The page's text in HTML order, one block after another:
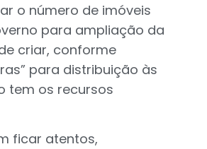
o número de imóveis
para ampliação da
criar, conforme
para distribuição às
tem os recursos
ficar atentos,